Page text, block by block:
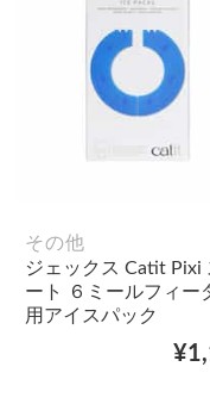
その他
ジェックス Catit Pixi
ート ６ミールフィー
用アイスパック